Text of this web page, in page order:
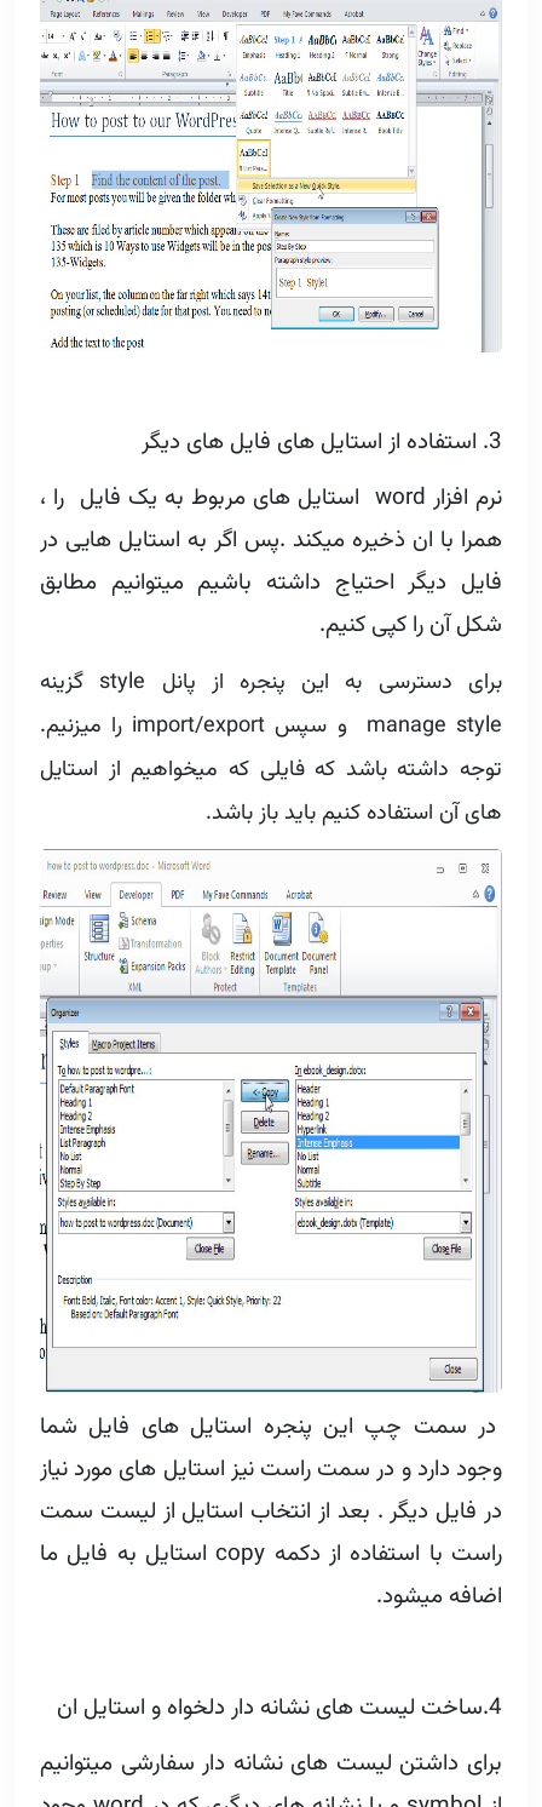
3. استفاده از استایل های فایل های دیگر
نرم افزار word استایل های مربوط به یک فایل را ،
همرا با ان ذخیره میکند .پس اگر به استایل هایی در
فایل دیگر احتیاج داشته باشیم میتوانیم مطابق
شکل آن را کپی کنیم.
برای دسترسی به این پنجره از پانل style گزینه
manage style و سپس import/export را میزنیم.
توجه داشته باشد که فایلی که میخواهیم از استایل
های آن استفاده کنیم باید باز باشد.
در سمت چپ این پنجره استایل های فایل شما
وجود دارد و در سمت راست نیز استایل های مورد نیاز
در فایل دیگر . بعد از انتخاب استایل از لیست سمت
راست با استفاده از دکمه copy استایل به فایل ما
اضافه میشود.
4.ساخت لیست های نشانه دار دلخواه و استایل ان
برای داشتن لیست های نشانه دار سفارشی میتوانیم